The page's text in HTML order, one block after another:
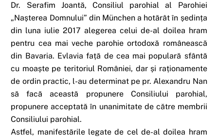
Dr. Serafim Joantă, Consiliul parohial al Parohiei
„Nașterea Domnului” din München a hotărât în ședința
din luna iulie 2017 alegerea celui de-al doilea hram
pentru cea mai veche parohie ortodoxă românească
din Bavaria. Evlavia față de cea mai populară sfântă
cu moaște pe teritoriul României, dar și raționamente
de ordin practic, l-au determinat pe pr. Alexandru Nan
să facă această propunere Consiliului parohial,
propunere acceptată în unanimitate de către membrii
Consiliului parohial.
Astfel, manifestările legate de cel de-al doilea hram